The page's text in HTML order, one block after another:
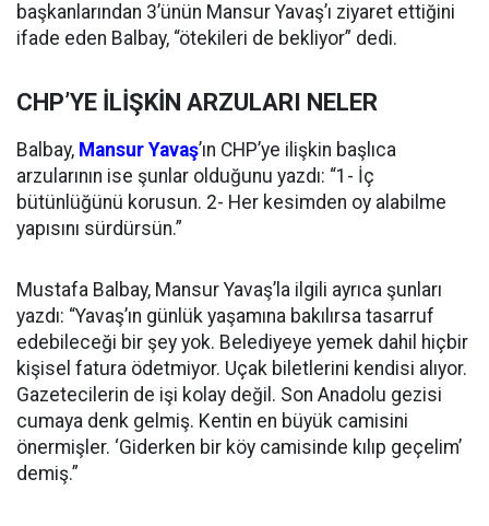
başkanlarından 3’ünün Mansur Yavaş’ı ziyaret ettiğini
ifade eden Balbay, “ötekileri de bekliyor” dedi.
CHP’YE İLİŞKİN ARZULARI NELER
Balbay, Mansur Yavaş’ın CHP’ye ilişkin başlıca
arzularının ise şunlar olduğunu yazdı: “1- İç
bütünlüğünü korusun. 2- Her kesimden oy alabilme
yapısını sürdürsün.”
Mustafa Balbay, Mansur Yavaş’la ilgili ayrıca şunları
yazdı: “Yavaş’ın günlük yaşamına bakılırsa tasarruf
edebileceği bir şey yok. Belediyeye yemek dahil hiçbir
kişisel fatura ödetmiyor. Uçak biletlerini kendisi alıyor.
Gazetecilerin de işi kolay değil. Son Anadolu gezisi
cumaya denk gelmiş. Kentin en büyük camisini
önermişler. ‘Giderken bir köy camisinde kılıp geçelim’
demiş.”